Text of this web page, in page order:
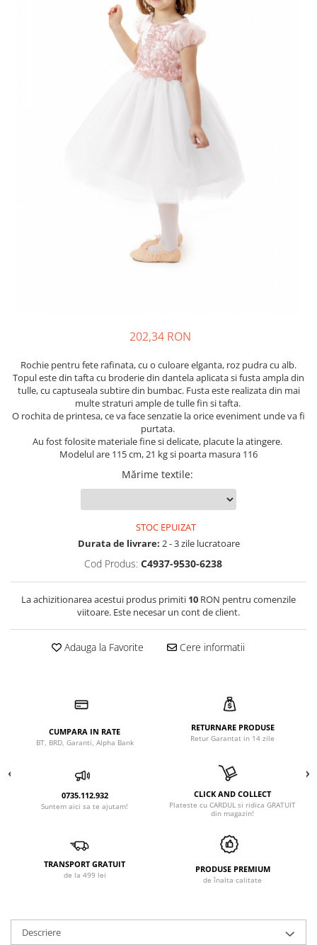
202,34 RON
Rochie pentru fete rafinata, cu o culoare elganta, roz pudra cu alb.
Topul este din tafta cu broderie din dantela aplicata si fusta ampla din
tulle, cu captuseala subtire din bumbac. Fusta este realizata din mai
multe straturi ample de tulle fin si tafta.
O rochita de printesa, ce va face senzatie la orice eveniment unde va fi
purtata.
Au fost folosite materiale fine si delicate, placute la atingere.
Modelul are 115 cm, 21 kg si poarta masura 116
Mărime textile:
STOC EPUIZAT
Durata de livrare: 2 - 3 zile lucratoare
Cod Produs: C4937-9530-6238
La achizitionarea acestui produs primiti 10 RON pentru comenzile
viitoare. Este necesar un cont de client.
Adauga la Favorite Cere informatii
CUMPARA IN RATE
BT, BRD, Garanti, Alpha Bank
RETURNARE PRODUSE
Retur Garantat in 14 zile
0735.112.932
Suntem aici sa te ajutam!
CLICK AND COLLECT
Plateste cu CARDUL si ridica GRATUIT
din magazin!
TRANSPORT GRATUIT
de la 499 lei
PRODUSE PREMIUM
de înalta calitate
Descriere